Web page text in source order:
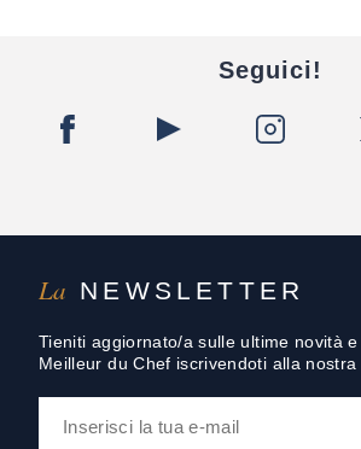
La NEWSLETTER
Tieniti aggiornato/a sulle ultime novità
Meilleur du Chef iscrivendoti alla
Seguici!